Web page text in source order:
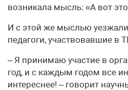
возникала мысль: «А вот
И с этой же мыслью
педагоги, участвовавшие в
– Я принимаю участие в
год, и с каждым годом все
интереснее! – говорит